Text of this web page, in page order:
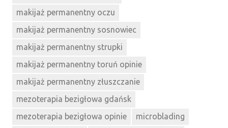
makijaż permanentny oczu
makijaż permanentny sosnowiec
makijaż permanentny strupki
makijaż permanentny toruń opinie
makijaż permanentny złuszczanie
mezoterapia bezigłowa gdańsk
mezoterapia bezigłowa opinie
microblading